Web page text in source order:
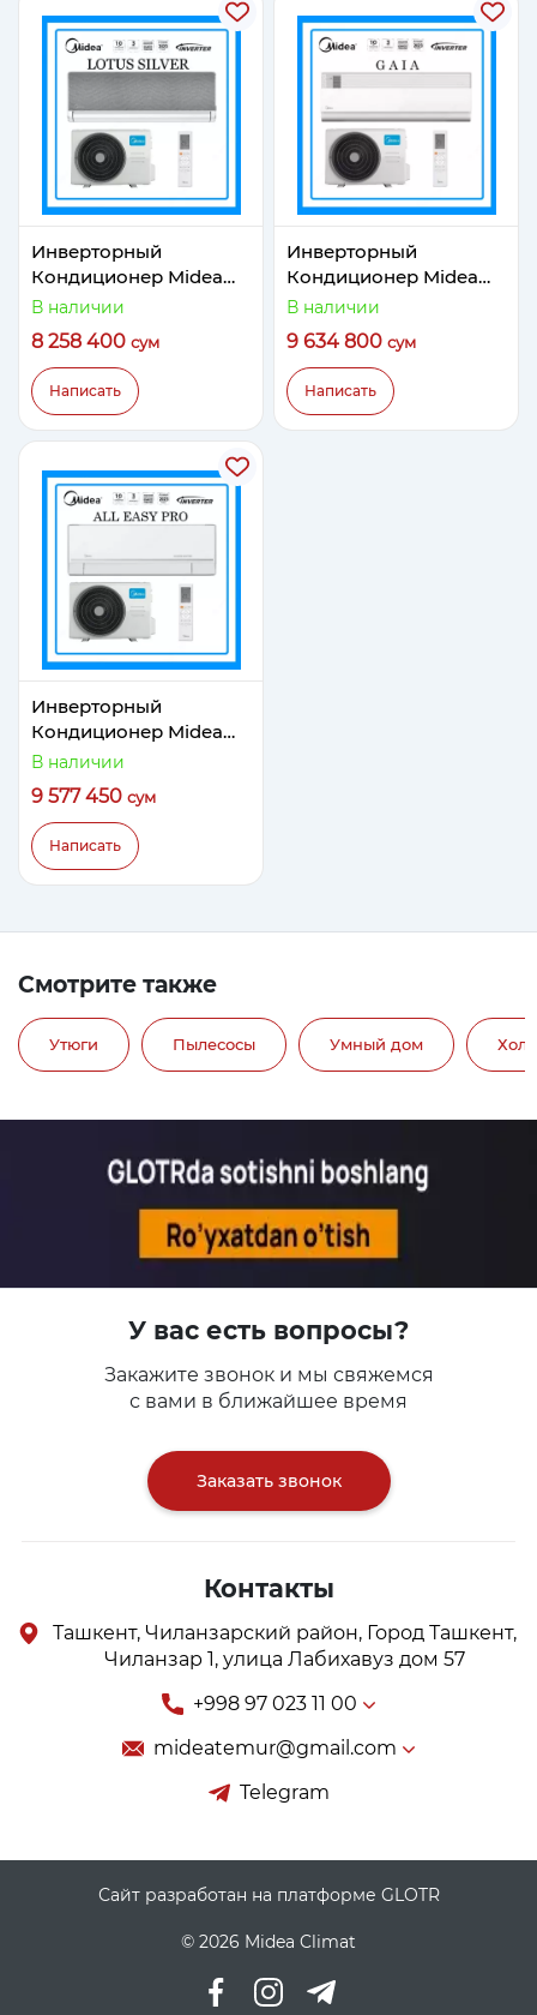
Инверторный
Кондиционер Midea
Модель LOTUS Silver 12
Quattro Inverter
В наличии
8 258 400 сум
Написать
Инверторный
Кондиционер Midea
Модель GAIA 12
Quattro Inverter
В наличии
9 634 800 сум
Написать
Инверторный
Кондиционер Midea
Модель ALL EASY PRO
18 Inverter
В наличии
9 577 450 сум
Написать
Смотрите также
Утюги Пылесосы Умный дом
У вас есть вопросы?
Закажите звонок и мы свяжемся
с вами в ближайшее время
Заказать звонок
Контакты
Ташкент, Чиланзарский район, Город Ташкент,
Чиланзар 1, улица Лабихавуз дом 57
+998 97 023 11 00
mideatemur@gmail.com
Telegram
Сайт разработан на платформе GLOTR
© 2026 Midea Climat